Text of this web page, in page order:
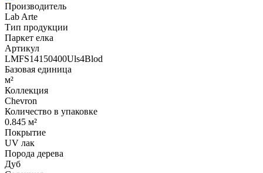
Производитель
Lab Arte
Тип продукции
Паркет елка
Артикул
LMFS14150400Uls4Blod
Базовая единица
м²
Коллекция
Chevron
Количество в упаковке
0.845 м²
Покрытие
UV лак
Порода дерева
Дуб